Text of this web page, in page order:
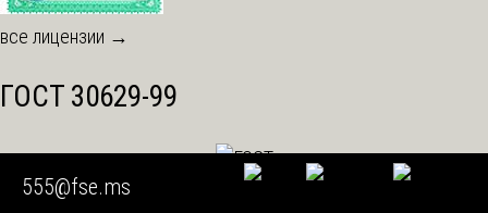
все лицензии →
ГОСТ 30629-99
555@fse.ms